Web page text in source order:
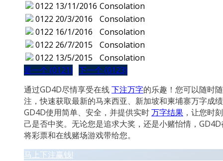
0122 13/11/2016 Consolation
0122 20/3/2016
Consolation
0122 16/1/2016
Consolation
0122 26/7/2015
Consolation
0122 13/5/2015
Consolation
是一个 (0121) 下一个 (0123)
通过GD4D尽情享受在线下注万字的乐趣！您可以随时
注，快速获取最新的马来西亚、新加坡和柬埔寨万字成
GD4D使用简单、安全，并提供实时万字结果 ，让您时
己是否中奖。无论您是追求大奖，还是小赌怡情，
将彩票和在线赌场游戏带给您。
马上下注赢钱!